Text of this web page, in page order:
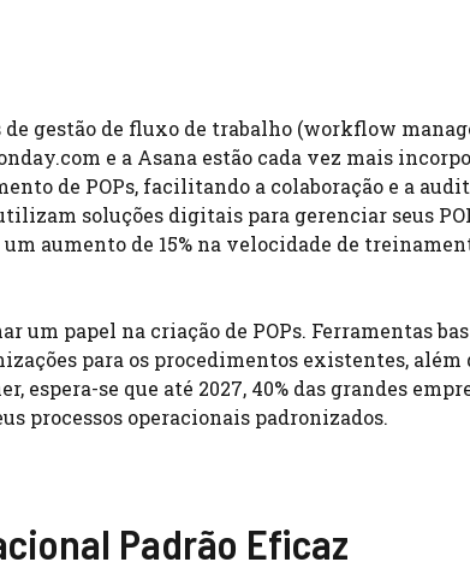
de gestão de fluxo de trabalho (workflow
e a Asana estão cada vez mais
de POPs, facilitando a colaboração e a
soluções digitais para gerenciar seus
aumento de 15% na velocidade de
papel na criação de POPs. Ferramentas
para os procedimentos existentes, além
se que até 2027, 40% das grandes
processos operacionais padronizados.
Padrão Eficaz